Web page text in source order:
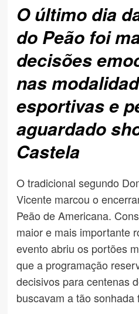
O último dia
do Peão foi
decisões
nas
esportivas e
aguardado
Castela
O tradicional segundo
Vicente marcou o
Peão de Americana.
maior e mais importante
evento abriu os portões
que a programação
decisivos para centenas
buscavam a tão sonhada